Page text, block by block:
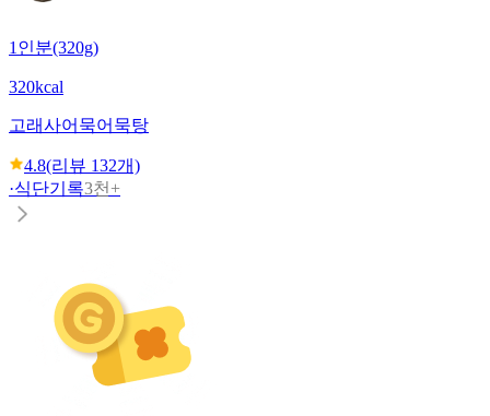
1인분(320g)
320kcal
고래사어묵어묵탕
4.8(리뷰 132개)
·식단기록3천+